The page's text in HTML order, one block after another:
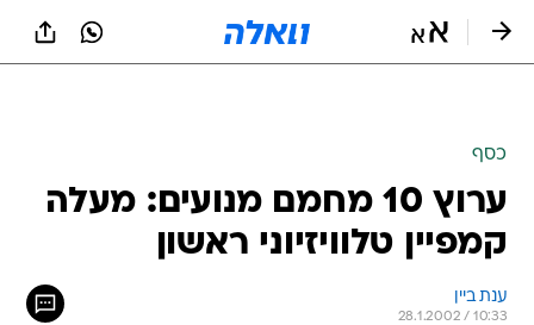
כסף
ערוץ 10 מחמם מנועים: מעלה
קמפיין טלוויזיוני ראשון
ענת ביין
28.1.2002 / 10:33